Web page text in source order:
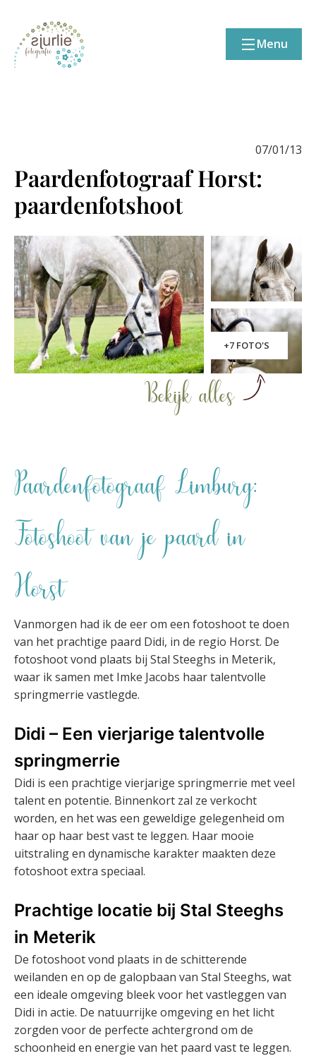
Menu
07/01/13
Paardenfotograaf Horst:
paardenfotshoot
+7 FOTO'S
Bekijk alles
Paardenfotograaf Limburg:
Fotoshoot van je paard in
Horst
Vanmorgen had ik de eer om een fotoshoot te doen
van het prachtige paard Didi, in de regio Horst. De
fotoshoot vond plaats bij Stal Steeghs in Meterik,
waar ik samen met Imke Jacobs haar talentvolle
springmerrie vastlegde.
Didi – Een vierjarige talentvolle
springmerrie
Didi is een prachtige vierjarige springmerrie met veel
talent en potentie. Binnenkort zal ze verkocht
worden, en het was een geweldige gelegenheid om
haar op haar best vast te leggen. Haar mooie
uitstraling en dynamische karakter maakten deze
fotoshoot extra speciaal.
Prachtige locatie bij Stal Steeghs
in Meterik
De fotoshoot vond plaats in de schitterende
weilanden en op de galopbaan van Stal Steeghs, wat
een ideale omgeving bleek voor het vastleggen van
Didi in actie. De natuurrijke omgeving en het licht
zorgden voor de perfecte achtergrond om de
schoonheid en energie van het paard vast te leggen.